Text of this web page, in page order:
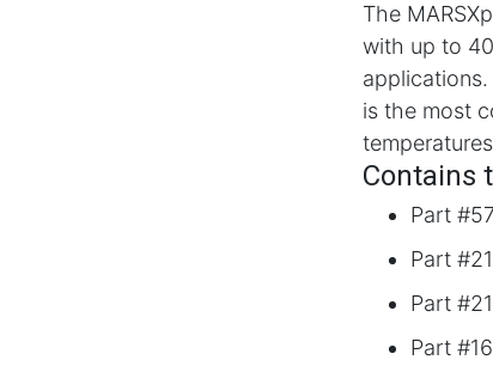
The
with up to
applications.
is the most
Contains
Part
Part
Part
Part